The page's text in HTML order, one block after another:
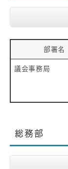
部署名
議会事務局
総務部